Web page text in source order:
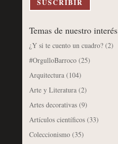
SUSCRIBIR
Temas de nuestro interés
¿Y si te cuento un cuadro?(2)
#OrgulloBarroco(25)
Arquitectura(104)
Arte y Literatura(2)
Artes decorativas(9)
Artículos científicos(33)
Coleccionismo(35)